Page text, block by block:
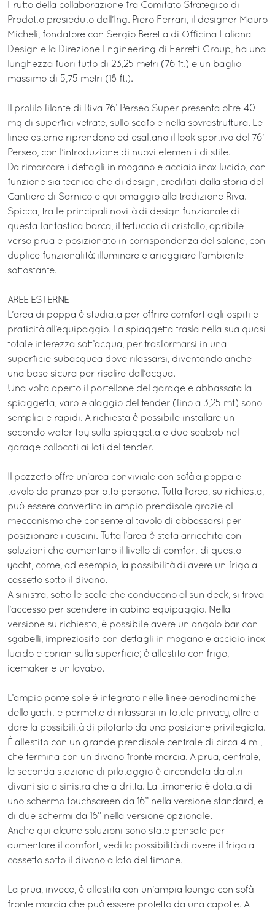
Frutto della collaborazione fra Comitato Strategico di
Prodotto presieduto dall’Ing. Piero Ferrari, il designer Mauro
Micheli, fondatore con Sergio Beretta di Officina Italiana
Design e la Direzione Engineering di Ferretti Group, ha una
lunghezza fuori tutto di 23,25 metri (76 ft.) e un baglio
massimo di 5,75 metri (18 ft.).
Il profilo filante di Riva 76’ Perseo Super presenta oltre 40
mq di superfici vetrate, sullo scafo e nella sovrastruttura. Le
linee esterne riprendono ed esaltano il look sportivo del 76’
Perseo, con l’introduzione di nuovi elementi di stile.
Da rimarcare i dettagli in mogano e acciaio inox lucido, con
funzione sia tecnica che di design, ereditati dalla storia del
Cantiere di Sarnico e qui omaggio alla tradizione Riva.
Spicca, tra le principali novità di design funzionale di
questa fantastica barca, il tettuccio di cristallo, apribile
verso prua e posizionato in corrispondenza del salone, con
duplice funzionalità: illuminare e arieggiare l’ambiente
sottostante.
AREE ESTERNE
L’area di poppa è studiata per offrire comfort agli ospiti e
praticità all’equipaggio. La spiaggetta trasla nella sua quasi
totale interezza sott’acqua, per trasformarsi in una
superficie subacquea dove rilassarsi, diventando anche
una base sicura per risalire dall’acqua.
Una volta aperto il portellone del garage e abbassata la
spiaggetta, varo e alaggio del tender (fino a 3,25 mt) sono
semplici e rapidi. A richiesta è possibile installare un
secondo water toy sulla spiaggetta e due seabob nel
garage collocati ai lati del tender.
Il pozzetto offre un’area conviviale con sofà a poppa e
tavolo da pranzo per otto persone. Tutta l’area, su richiesta,
può essere convertita in ampio prendisole grazie al
meccanismo che consente al tavolo di abbassarsi per
posizionare i cuscini. Tutta l’area è stata arricchita con
soluzioni che aumentano il livello di comfort di questo
yacht, come, ad esempio, la possibilità di avere un frigo a
cassetto sotto il divano.
A sinistra, sotto le scale che conducono al sun deck, si trova
l’accesso per scendere in cabina equipaggio. Nella
versione su richiesta, è possibile avere un angolo bar con
sgabelli, impreziosito con dettagli in mogano e acciaio inox
lucido e corian sulla superficie; è allestito con frigo,
icemaker e un lavabo.
L’ampio ponte sole è integrato nelle linee aerodinamiche
dello yacht e permette di rilassarsi in totale privacy, oltre a
dare la possibilità di pilotarlo da una posizione privilegiata.
È allestito con un grande prendisole centrale di circa 4 m²,
che termina con un divano fronte marcia. A prua, centrale,
la seconda stazione di pilotaggio è circondata da altri
divani sia a sinistra che a dritta. La timoneria è dotata di
uno schermo touchscreen da 16” nella versione standard, e
di due schermi da 16” nella versione opzionale.
Anche qui alcune soluzioni sono state pensate per
aumentare il comfort, vedi la possibilità di avere il frigo a
cassetto sotto il divano a lato del timone.
La prua, invece, è allestita con un’ampia lounge con sofà
fronte marcia che può essere protetto da una capotte. A